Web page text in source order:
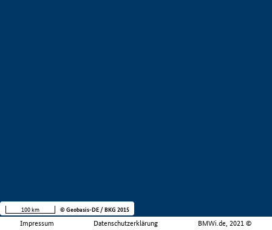
Impressum Datenschutzerklärung BMWi.de, 2021 ©
100 km © Geobasis-DE / BKG 2015